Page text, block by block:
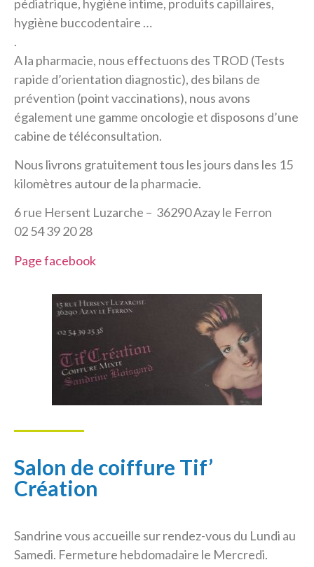
pédiatrique, hygiène intime, produits capillaires,
hygiène buccodentaire …
.
A la pharmacie, nous effectuons des TROD (Tests
rapide d’orientation diagnostic), des bilans de
prévention (point vaccinations), nous avons
également une gamme oncologie et disposons d’une
cabine de téléconsultation.
Nous livrons gratuitement tous les jours dans les 15
kilomètres autour de la pharmacie.
6 rue Hersent Luzarche – 36290 Azay le Ferron
02 54 39 20 28
Page facebook
Salon de coiffure Tif’
Création
Sandrine vous accueille sur rendez-vous du Lundi au
Samedi. Fermeture hebdomadaire le Mercredi.